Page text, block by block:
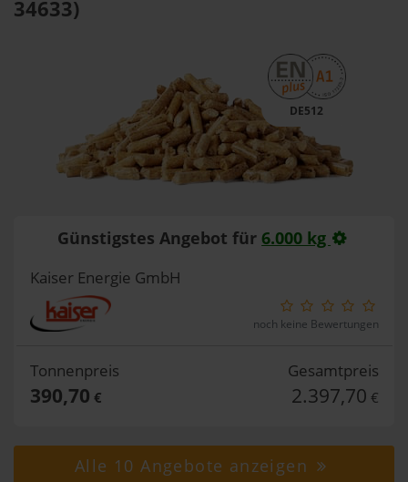
34633)
DE512
Günstigstes Angebot für 6.000 kg
Kaiser Energie GmbH
noch keine Bewertungen
Tonnenpreis
390,70 €
Gesamtpreis
2.397,70 €
Alle 10 Angebote anzeigen